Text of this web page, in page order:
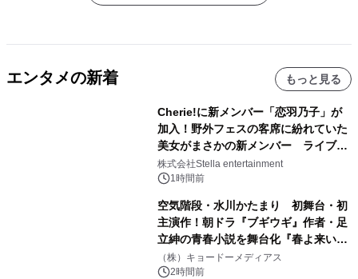
エンタメの新着 もっと見る
Cherie!に新メンバー「恋羽乃子」が
加入！野外フェスの客席に紛れていた
美女がまさかの新メンバー ライブ中
のサプライズ発表に会場騒然
株式会社Stella entertainment
1時間前
空気階段・水川かたまり 初舞台・初
主演作！朝ドラ『ブギウギ』作者・足
立紳の青春小説を舞台化『春よ来い、
マジで来い』キービジュアル解禁！
（株）キョードーメディアス
2時間前